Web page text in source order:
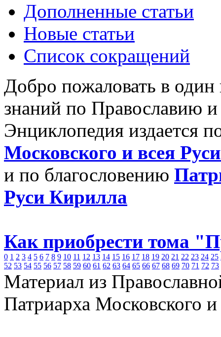
Дополненные статьи
Новые статьи
Список сокращений
Добро пожаловать в
знаний по Православию
Энциклопедия издается
Московского и всея
и по благословению
Руси Кирилла
Как приобрести тома
0 1 2 3 4 5 6 7 8 9 10 11 12 13 14 15 16 17 18 19 20 21 22 23 24 25
52 53 54 55 56 57 58 59 60 61 62 63 64 65 66 67 68 69 70 71 72 73
Материал из
Патриарха Московского